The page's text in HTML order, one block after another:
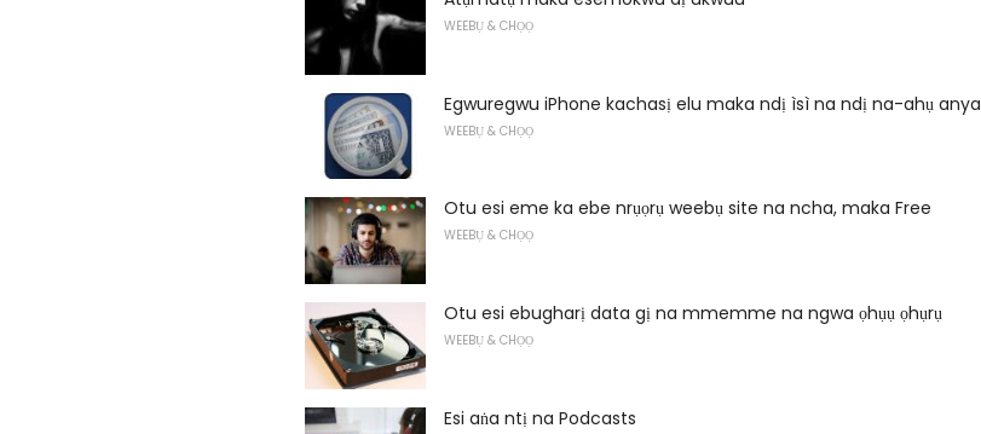
WEEBỤ & CHỌỌ
Egwuregwu iPhone kachasị elu maka ndị ìsì na ndị na-ahụ anya
WEEBỤ & CHỌỌ
Otu esi eme ka ebe nrụọrụ weebụ site na ncha, maka Free
WEEBỤ & CHỌỌ
Otu esi ebugharị data gị na mmemme na ngwa ọhụụ ọhụrụ
WEEBỤ & CHỌỌ
Esi aṅa ntị na Podcasts